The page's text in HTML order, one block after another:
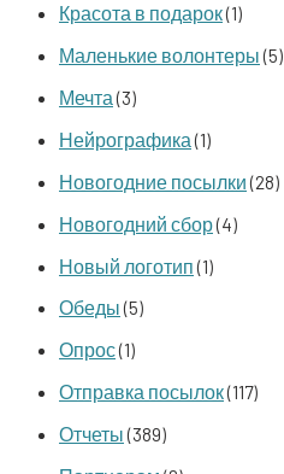
Красота в подарок(1)
Маленькие волонтеры(5)
Мечта(3)
Нейрографика(1)
Новогодние посылки(28)
Новогодний сбор(4)
Новый логотип(1)
Обеды(5)
Опрос(1)
Отправка посылок(117)
Отчеты(389)